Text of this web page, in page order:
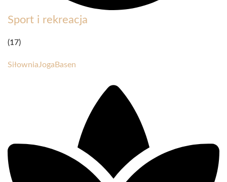
Sport i rekreacja
(17)
SiłowniaJoga Basen